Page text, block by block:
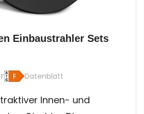
Einbaustrahler Sets
Datenblatt
Innen- und